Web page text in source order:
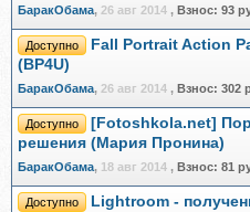
БаракОбама, 26 авг 2014 , Взнос: 93
Доступно
Fall Portrait Action
(BP4U)
БаракОбама, 26 авг 2014 , Взнос: 302
Доступно
[Fotoshkola.net]
решения (Мария Пронина)
БаракОбама, 18 авг 2014 , Взнос: 81
Доступно
Lightroom -